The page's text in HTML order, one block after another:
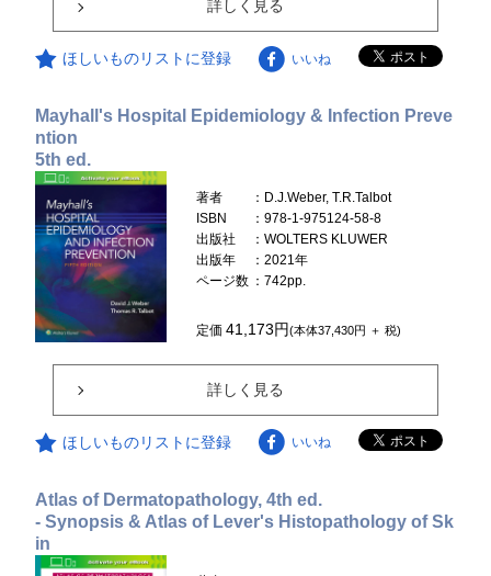
詳しく見る
ほしいものリストに登録 いいね
Mayhall's Hospital Epidemiology & Infection Preve
ntion
5th ed.
著者
：D.J.Weber, T.R.Talbot
ISBN
：978-1-975124-58-8
出版社
：WOLTERS KLUWER
出版年
：2021年
ページ数 ：742pp.
定価41,173円(本体37,430円 ＋ 税)
詳しく見る
ほしいものリストに登録 いいね
Atlas of Dermatopathology, 4th ed.
- Synopsis & Atlas of Lever's Histopathology of Sk
in